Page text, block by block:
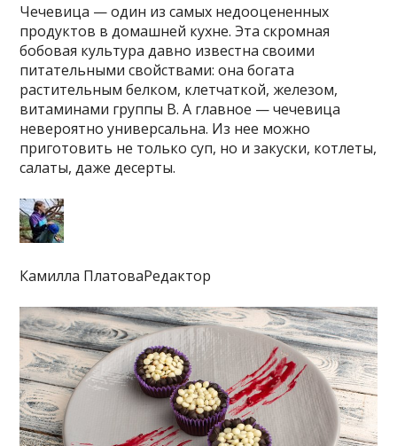
Чечевица — один из самых недооцененных
продуктов в домашней кухне. Эта скромная
бобовая культура давно известна своими
питательными свойствами: она богата
растительным белком, клетчаткой, железом,
витаминами группы B. А главное — чечевица
невероятно универсальна. Из нее можно
приготовить не только суп, но и закуски, котлеты,
салаты, даже десерты.
Камилла ПлатоваРедактор